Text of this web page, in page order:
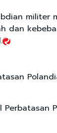
militer
dan
Perbatasan